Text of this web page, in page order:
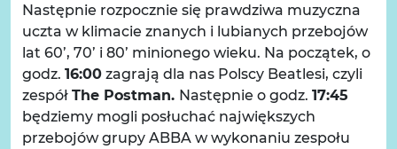
Następnie rozpocznie się prawdziwa muzyczna
uczta w klimacie znanych i lubianych przebojów
lat 60’, 70’ i 80’ minionego wieku. Na początek, o
godz. 16:00zagrają dla nas Polscy Beatlesi, czyli
zespół The Postman. Następnie o godz. 17:45
będziemy mogli posłuchać największych
przebojów grupy ABBA w wykonaniu zespołu